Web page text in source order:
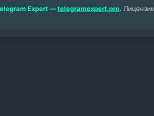
Expert —telegramexpert.pro.
почта